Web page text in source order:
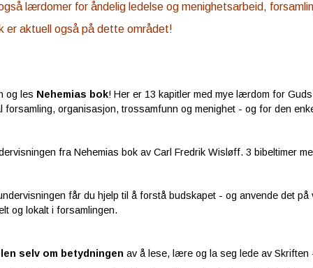
lærdomer for åndelig ledelse og menighetsarbeid,
er aktuell også på dette området!
og les Nehemias bok! Her er 13 kapitler med mye lærdom for
forsamling, organisasjon, trossamfunn og menighet - og for den
fra Nehemias bok av Carl Fredrik Wisløff. 3 bibeltimer
får du hjelp til å forstå budskapet - og anvende det
og lokalt i forsamlingen.
selv om betydningen av å lese, lære og la seg lede av Skriften